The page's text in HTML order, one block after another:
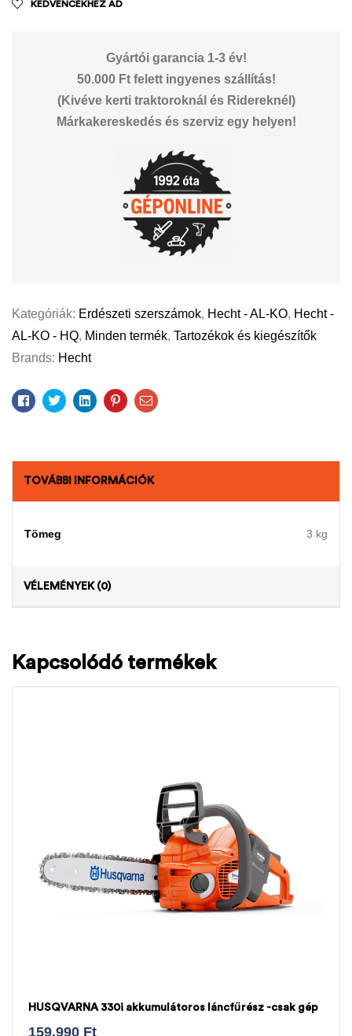
KEDVENCEKHEZ AD
Gyártói garancia 1-3 év!
50.000 Ft felett ingyenes szállítás!
(Kivéve kerti traktoroknál és Ridereknél)
Márkakereskedés és szerviz egy helyen!
Kategóriák: Erdészeti szerszámok, Hecht - AL-KO, Hecht -
AL-KO - HQ, Minden termék, Tartozékok és kiegészítők
Brands: Hecht
Facebook
TwitterLinkedinPinterestEmail
TOVÁBBI INFORMÁCIÓK
Tömeg 3 kg
VÉLEMÉNYEK (0)
Kapcsolódó termékek
HUSQVARNA 330i akkumulátoros láncfűrész -csak gép
159.990 Ft